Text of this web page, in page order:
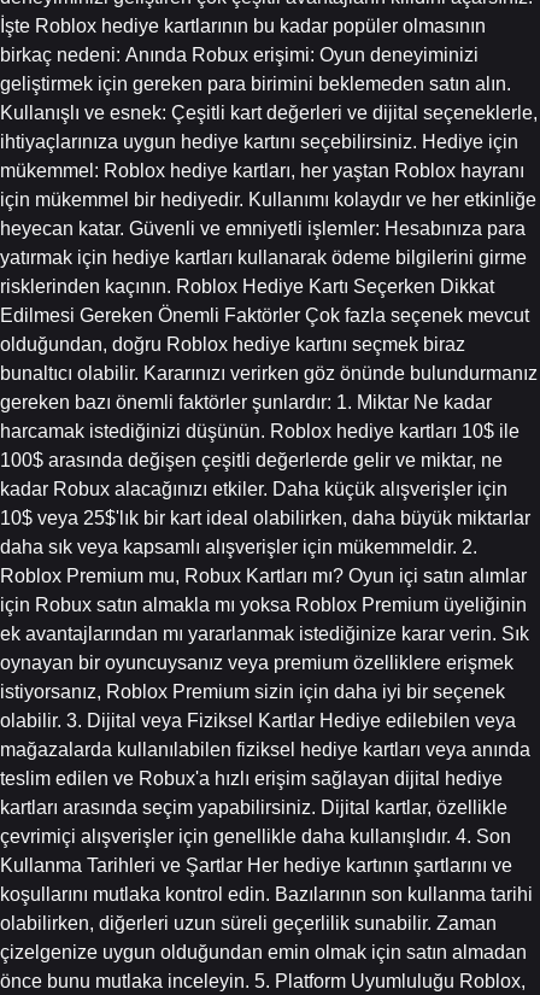
İşte Roblox hediye kartlarının bu kadar popüler olmasının
birkaç nedeni: Anında Robux erişimi: Oyun deneyiminizi
geliştirmek için gereken para birimini beklemeden satın alın.
Kullanışlı ve esnek: Çeşitli kart değerleri ve dijital seçeneklerle,
ihtiyaçlarınıza uygun hediye kartını seçebilirsiniz. Hediye için
mükemmel: Roblox hediye kartları, her yaştan Roblox hayranı
için mükemmel bir hediyedir. Kullanımı kolaydır ve her etkinliğe
heyecan katar. Güvenli ve emniyetli işlemler: Hesabınıza para
yatırmak için hediye kartları kullanarak ödeme bilgilerini girme
risklerinden kaçının. Roblox Hediye Kartı Seçerken Dikkat
Edilmesi Gereken Önemli Faktörler Çok fazla seçenek mevcut
olduğundan, doğru Roblox hediye kartını seçmek biraz
bunaltıcı olabilir. Kararınızı verirken göz önünde bulundurmanız
gereken bazı önemli faktörler şunlardır: 1. Miktar Ne kadar
harcamak istediğinizi düşünün. Roblox hediye kartları 10$ ile
100$ arasında değişen çeşitli değerlerde gelir ve miktar, ne
kadar Robux alacağınızı etkiler. Daha küçük alışverişler için
10$ veya 25$'lık bir kart ideal olabilirken, daha büyük miktarlar
daha sık veya kapsamlı alışverişler için mükemmeldir. 2.
Roblox Premium mu, Robux Kartları mı? Oyun içi satın alımlar
için Robux satın almakla mı yoksa Roblox Premium üyeliğinin
ek avantajlarından mı yararlanmak istediğinize karar verin. Sık
oynayan bir oyuncuysanız veya premium özelliklere erişmek
istiyorsanız, Roblox Premium sizin için daha iyi bir seçenek
olabilir. 3. Dijital veya Fiziksel Kartlar Hediye edilebilen veya
mağazalarda kullanılabilen fiziksel hediye kartları veya anında
teslim edilen ve Robux'a hızlı erişim sağlayan dijital hediye
kartları arasında seçim yapabilirsiniz. Dijital kartlar, özellikle
çevrimiçi alışverişler için genellikle daha kullanışlıdır. 4. Son
Kullanma Tarihleri ​​ve Şartlar Her hediye kartının şartlarını ve
koşullarını mutlaka kontrol edin. Bazılarının son kullanma tarihi
olabilirken, diğerleri uzun süreli geçerlilik sunabilir. Zaman
çizelgenize uygun olduğundan emin olmak için satın almadan
önce bunu mutlaka inceleyin. 5. Platform Uyumluluğu Roblox,